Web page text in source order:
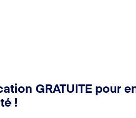
GRATUITE pour
!